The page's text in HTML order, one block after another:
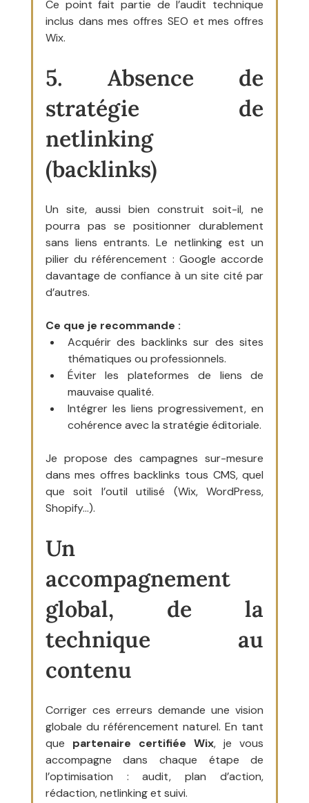
Ce point fait partie de l’audit technique
inclus dans mes offres SEO et mes offres
Wix.
5. Absence de
stratégie de
netlinking
(backlinks)
Un site, aussi bien construit soit-il, ne
pourra pas se positionner durablement
sans liens entrants. Le netlinking est un
pilier du référencement : Google accorde
davantage de confiance à un site cité par
d’autres.
Ce que je recommande :
Acquérir des backlinks sur des sites
thématiques ou professionnels.
Éviter les plateformes de liens de
mauvaise qualité.
Intégrer les liens progressivement, en
cohérence avec la stratégie éditoriale.
Je propose des campagnes sur-mesure
dans mes offres backlinks tous CMS, quel
que soit l’outil utilisé (Wix, WordPress,
Shopify…).
Un
accompagnement
global, de la
technique au
contenu
Corriger ces erreurs demande une vision
globale du référencement naturel. En tant
que partenaire certifiée Wix, je vous
accompagne dans chaque étape de
l’optimisation : audit, plan d’action,
rédaction, netlinking et suivi.